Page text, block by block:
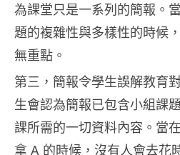
為課堂只是一系列的簡報。
題的複雜性與多樣性的時候
無重點。
第三，簡報令學生誤解教育
生會認為簡報已包含小組課
課所需的一切資料內容。當
拿 A 的時候，沒有人會去花